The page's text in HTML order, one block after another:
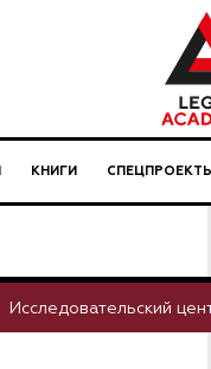
КНИГИ СПЕЦПРОЕКТЫ
Исследовательский